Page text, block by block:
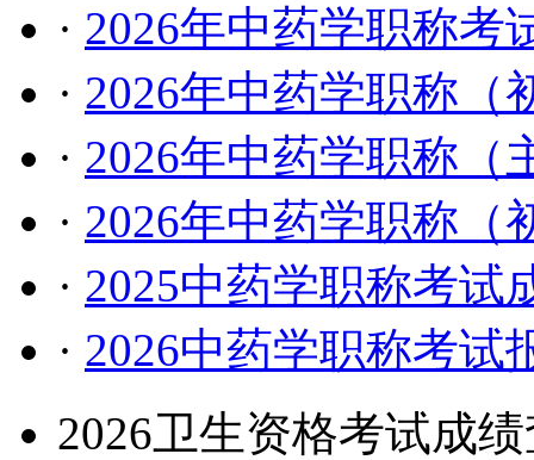
· 2026年中药学职称考
· 2026年中药学职称（
· 2026年中药学职称（
· 2026年中药学职称（
· 2025中药学职称考试
· 2026中药学职称考试
2026卫生资格考试成